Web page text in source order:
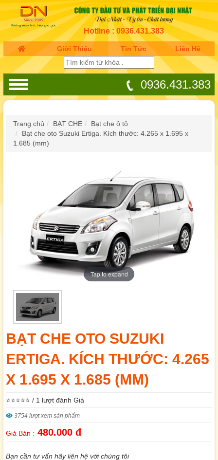
Hotline : 0936.431.383
Giới Thiệu Tin Tức Liên Hệ
0936.431.383
Trang chủ BẠT CHE
Bạt che ô tô
Bạt che oto Suzuki Ertiga. Kích thước: 4.265 x 1.695 x
1.685 (mm)
Tap to expand
BẠT CHE OTO SUZUKI
ERTIGA. KÍCH THƯỚC: 4.265
X 1.695 X 1.685 (MM)
⭐⭐⭐⭐⭐ / 1 lượt đánh Giá
3754 lượt xem sản phẩm
Giá Bán : 480.000 đ
Bạn cần tư vấn hãy liên hệ với chúng tôi